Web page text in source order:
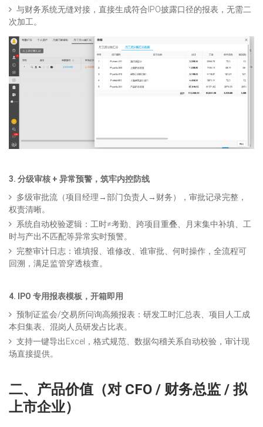
与财务系统无缝对接，直接生成符合IPO披露口径的报表，无需二
次加工。
3. 分级审核 + 异常预警，筑牢内控防线
多级审批流（项目经理→部门负责人→财务），审批记录完整，
权责清晰。
系统自动校验逻辑：工时≠考勤、跨项目重叠、月末集中补填、工
时与产出不匹配等异常实时预警。
完整审计日志：谁填报、谁修改、谁审批、何时操作，全流程可
回溯，满足监管穿透核查。
4. IPO 专用报表模板，开箱即用
预制证监会/交易所问询高频报表：研发工时汇总表、项目人工成
本归集表、混岗人员研发占比表。
支持一键导出Excel，格式规范、数据勾稽关系自动校验，审计现
场直接提供。
二、 产品价值（对 CFO / 财务总监 / 拟
上市企业）